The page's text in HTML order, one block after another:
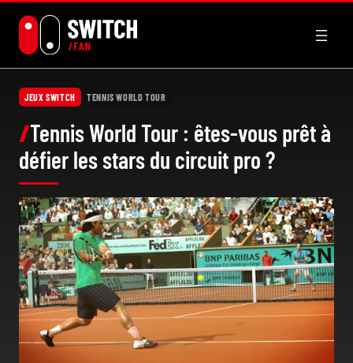
contenu
JEUX SWITCH TENNIS WORLD TOUR
Tennis World Tour : êtes-vous prêt à
défier les stars du circuit pro ?